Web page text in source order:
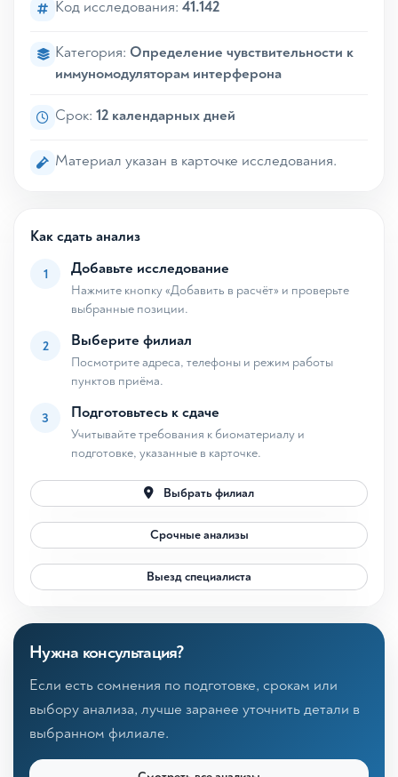
Код исследования: 41.142
Категория: Определение чувствительности к
иммуномодуляторам интерферона
Срок: 12 календарных дней
Материал указан в карточке исследования.
Как сдать анализ
1 Добавьте исследование
Нажмите кнопку «Добавить в расчёт» и проверьте
выбранные позиции.
2 Выберите филиал
Посмотрите адреса, телефоны и режим работы
пунктов приёма.
3 Подготовьтесь к сдаче
Учитывайте требования к биоматериалу и
подготовке, указанные в карточке.
Выбрать филиал
Срочные анализы
Выезд специалиста
Нужна консультация?
Если есть сомнения по подготовке, срокам или
выбору анализа, лучше заранее уточнить детали в
выбранном филиале.